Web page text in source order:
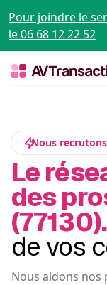
Pour joindre le
le 06 68 12 22 52
Nous
Le
des
(77130).
de vos
Nous aidons